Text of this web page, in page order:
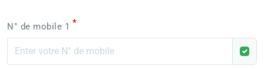
N° de mobile 1 *